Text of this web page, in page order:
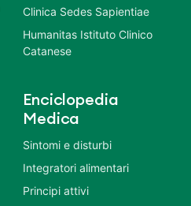
Clinica Sedes Sapientiae
Humanitas Istituto Clinico
Catanese
Enciclopedia
Medica
Sintomi e disturbi
Integratori alimentari
Principi attivi